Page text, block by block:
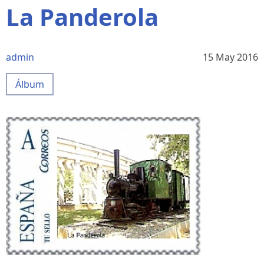
La Panderola
admin 15 May 2016
Álbum